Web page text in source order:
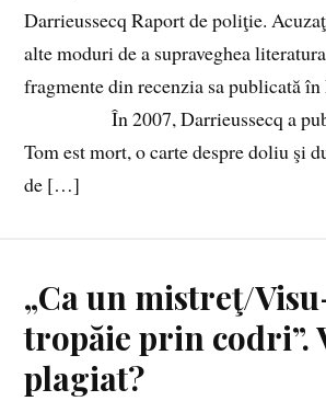
Darrieussecq Raport de poliţie.
alte moduri de a supraveghea
fragmente din recenzia sa publicată
În 2007, Darrieussecq a
Tom est mort, o carte despre doliu şi
de […]
„Ca un mistreţ/
tropăie prin codri”.
plagiat?